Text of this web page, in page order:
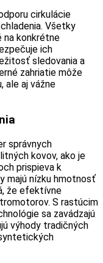
cirkulácie
Všetky
na konkrétne
ich
sledovania a
zahriatie môže
ale aj vážne
správnych
kovov, ako je
prispieva k
majú nízku hmotnosť
že efektívne
S rastúcim
sa zavádzajú
výhody tradičných